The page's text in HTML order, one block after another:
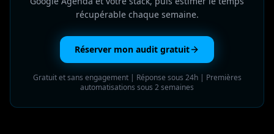
récupérable chaque semaine.
Réserver mon audit gratuit
Gratuit et sans engagement | Réponse sous 24h | Premières
automatisations sous 2 semaines